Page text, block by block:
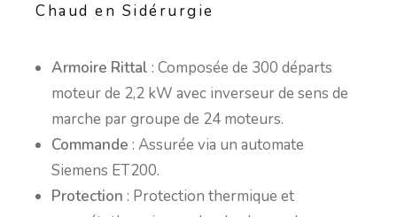
Chaud en Sidérurgie
Armoire Rittal : Composée de 300 départs
moteur de 2,2 kW avec inverseur de sens de
marche par groupe de 24 moteurs.
Commande : Assurée via un automate
Siemens ET200.
Protection : Protection thermique et